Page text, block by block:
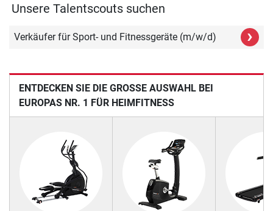
Unsere Talentscouts suchen
Verkäufer für Sport- und Fitnessgeräte (m/w/d) ›
ENTDECKEN SIE DIE GROSSE AUSWAHL BEI E
UROPAS NR. 1 FÜR HEIMFITNESS